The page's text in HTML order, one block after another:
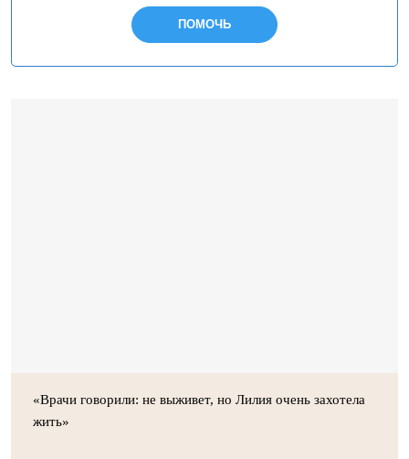
ПОМОЧЬ
«Врачи говорили: не выживет, но Лилия очень захотела
жить»